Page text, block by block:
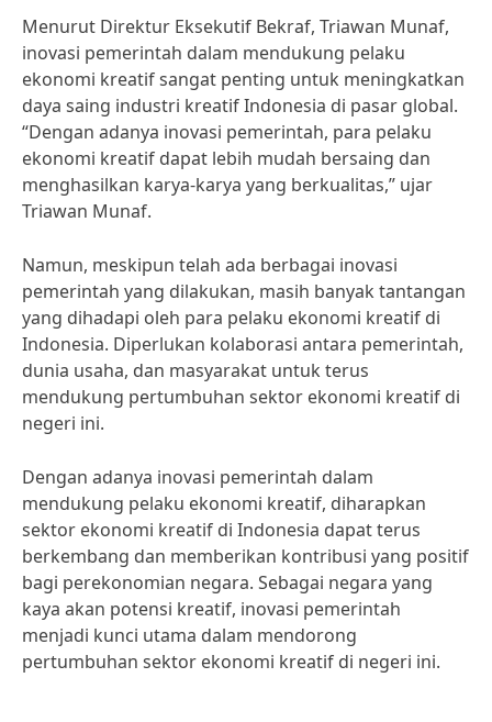
Menurut Direktur Eksekutif Bekraf, Triawan Munaf,
inovasi pemerintah dalam mendukung pelaku
ekonomi kreatif sangat penting untuk meningkatkan
daya saing industri kreatif Indonesia di pasar global.
“Dengan adanya inovasi pemerintah, para pelaku
ekonomi kreatif dapat lebih mudah bersaing dan
menghasilkan karya-karya yang berkualitas,” ujar
Triawan Munaf.
Namun, meskipun telah ada berbagai inovasi
pemerintah yang dilakukan, masih banyak tantangan
yang dihadapi oleh para pelaku ekonomi kreatif di
Indonesia. Diperlukan kolaborasi antara pemerintah,
dunia usaha, dan masyarakat untuk terus
mendukung pertumbuhan sektor ekonomi kreatif di
negeri ini.
Dengan adanya inovasi pemerintah dalam
mendukung pelaku ekonomi kreatif, diharapkan
sektor ekonomi kreatif di Indonesia dapat terus
berkembang dan memberikan kontribusi yang positif
bagi perekonomian negara. Sebagai negara yang
kaya akan potensi kreatif, inovasi pemerintah
menjadi kunci utama dalam mendorong
pertumbuhan sektor ekonomi kreatif di negeri ini.